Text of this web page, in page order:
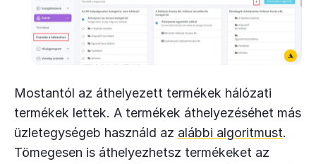
Mostantól az áthelyezett termékek hálózati
termékek lettek. A termékek áthelyezéséhet más
üzletegységeb használd az alábbi algoritmust.
Tömegesen is áthelyezhetsz termékeket az